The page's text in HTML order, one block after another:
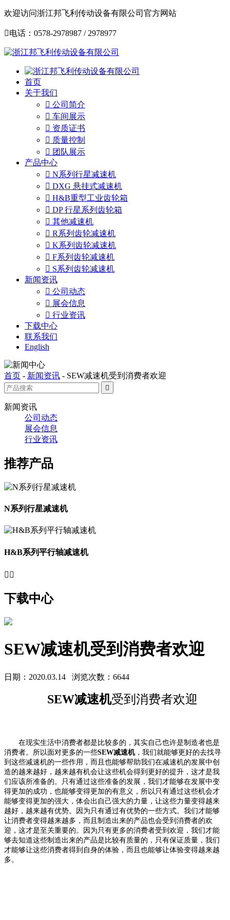
欢迎访问浙江邦飞利传动设备有限公司官方网站
电话：0578-2978987 / 2978977
首页
关于我们
 公司简介
 车间展示
 资质证书
 质量控制
 团队展示
产品中心
 N系列行星减速机
 DXG 悬挂式减速机
 H&B重型工业齿轮箱
 DP 行星系列齿轮箱
 其他减速机
 R系列齿轮减速机
 K系列齿轮减速机
 F系列齿轮减速机
 S系列齿轮减速机
新闻资讯
 公司动态
 展会信息
 行业资讯
下载中心
联系我们
English
首页 - 新闻资讯 - SEW减速机受到消费者欢迎

新闻资讯
公司动态
展会信息
行业资讯
推荐产品
N系列行星减速机
H&B系列平行轴减速机
 
下载中心
SEW减速机受到消费者欢迎
日期：2020.03.14 浏览次数：6644
SEW减速机受到消费者欢迎
在现实生活中消费者都是比较多的，其实自己也许是制造者也是
消费者。所以面对更多的一些SEW减速机，我们就能够更好的去找寻
到这些减速机的一些作用，而且也能够帮助我们在减速机的发展中创
造的越来越好，越来越有机会让这些机会得到更好的提升，这才是我
们应该所准备的。只有通过这些准备的发展，我们才能够在发展中变
得更加的成功，也能够变得更加的有意义，所以只有通过这些机会才
能够变得更加的强大，体会出自己强大的力量，让这些力量变得越来
越好，越来越有优势。因为只有通过有优势的一些方式。我们才能够
让消费者变得越来越多，而且制造出来的产品也会受到消费者的欢
迎，这才是至关重要的。因为只有更多的消费者受到欢迎，我们才能
够去知道这些制造出来的产品是比较有质量的，只有保证质量，我们
才能够让这些消费者得到自身的体验，而且也能够让体验变得越来越
多。